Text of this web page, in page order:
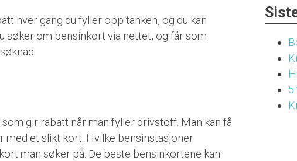
hver gang du fyller opp tanken, og du kan
søker om bensinkort via nettet, og får som
gir rabatt når man fyller drivstoff. Man kan få
med et slikt kort. Hvilke bensinstasjoner
man søker på. De beste bensinkortene kan
5